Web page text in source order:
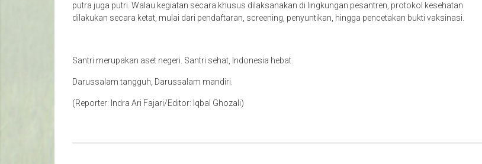
putra juga putri. Walau kegiatan secara khusus dilaksanakan di lingkungan pesantren, protokol kesehatan
dilakukan secara ketat, mulai dari pendaftaran, screening, penyuntikan, hingga pencetakan bukti vaksinasi.
Santri merupakan aset negeri. Santri sehat, Indonesia hebat.
Darussalam tangguh, Darussalam mandiri.
(Reporter: Indra Ari Fajari/Editor: Iqbal Ghozali)